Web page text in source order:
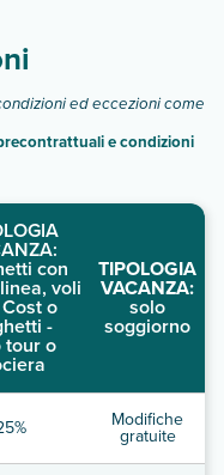
ed eccezioni come
e condizioni
con
voli
o
-
tour o
TIPOLOGIA
VACANZA:
solo
soggiorno
Modifiche
gratuite